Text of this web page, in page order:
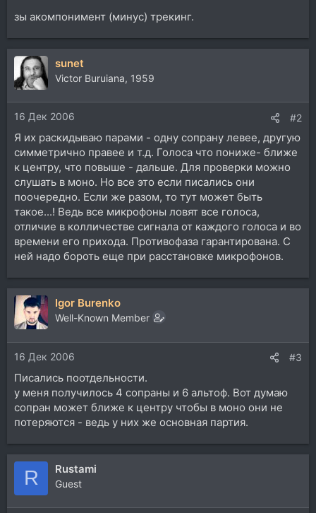
зы акомпонимент (минус) трекинг.
sunet
Victor Buruiana, 1959
16 Дек 2006 #2
Я их раскидываю парами - одну сопрану левее, другую
симметрично правее и т.д. Голоса что пониже- ближе
к центру, что повыше - дальше. Для проверки можно
слушать в моно. Но все это если писались они
поочередно. Если же разом, то тут может быть
такое...! Ведь все микрофоны ловят все голоса,
отличие в колличестве сигнала от каждого голоса и во
времени его прихода. Противофаза гарантирована. С
ней надо бороть еще при расстановке микрофонов.
Igor Burenko
Well-Known Member
16 Дек 2006 #3
Писались поотдельности.
у меня получилось 4 сопраны и 6 альтоф. Вот думаю
сопран может ближе к центру чтобы в моно они не
потеряются - ведь у них же основная партия.
R Rustami
Guest